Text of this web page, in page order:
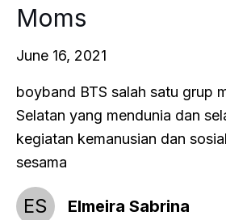
Moms
June 16, 2021
boyband BTS salah satu grup
Selatan yang mendunia dan
kegiatan kemanusian dan
sesama
ES Elmeira Sabrina